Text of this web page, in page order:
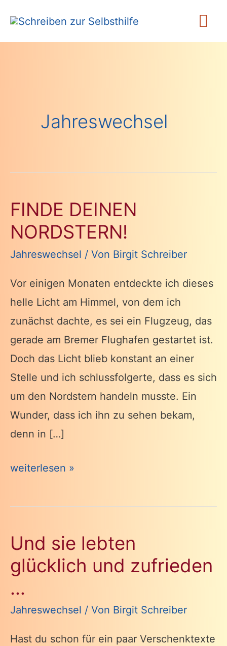
Inhalt
springen
Jahreswechsel
FINDE DEINEN
NORDSTERN!
Jahreswechsel / Von Birgit Schreiber
Vor einigen Monaten entdeckte ich dieses
helle Licht am Himmel, von dem ich
zunächst dachte, es sei ein Flugzeug, das
gerade am Bremer Flughafen gestartet ist.
Doch das Licht blieb konstant an einer
Stelle und ich schlussfolgerte, dass es sich
um den Nordstern handeln musste. Ein
Wunder, dass ich ihn zu sehen bekam,
denn in […]
FINDE
NORDSTERN!
weiterlesen »
Und sie lebten
glücklich und zufrieden
…
Jahreswechsel / Von Birgit Schreiber
Hast du schon für ein paar Verschenktexte